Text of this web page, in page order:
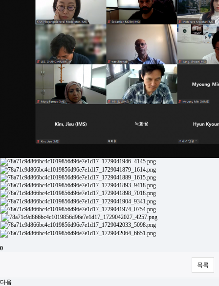
0
목록
다음